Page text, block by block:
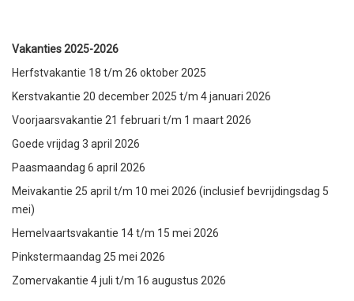
Vakanties 2025-2026
Herfstvakantie 18 t/m 26 oktober 2025
Kerstvakantie 20 december 2025 t/m 4 januari 2026
Voorjaarsvakantie 21 februari t/m 1 maart 2026
Goede vrijdag 3 april 2026
Paasmaandag 6 april 2026
Meivakantie 25 april t/m 10 mei 2026 (inclusief bevrijdingsdag 5
mei)
Hemelvaartsvakantie 14 t/m 15 mei 2026
Pinkstermaandag 25 mei 2026
Zomervakantie 4 juli t/m 16 augustus 2026